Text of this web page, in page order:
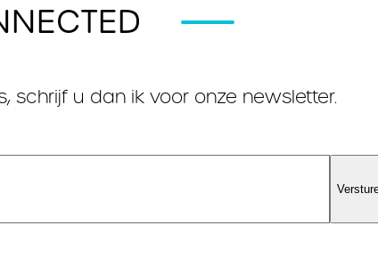
schrijf u dan ik voor onze newsletter.